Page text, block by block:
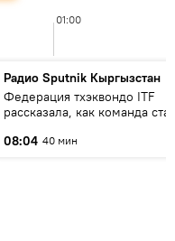
01:00
Радио Sputnik Кыргызстан
Федерация тхэквондо ITF
рассказала, как команда
08:04 40 мин